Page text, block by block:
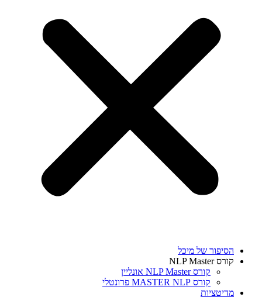
הסיפור של מיכל
קורס NLP Master
קורס NLP Master אונליין
קורס MASTER NLP פרונטלי
מדיטציות